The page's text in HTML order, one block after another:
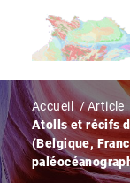
contenu
Fil
d'Ariane
Accueil
Article
Atolls et récifs
(Belgique,